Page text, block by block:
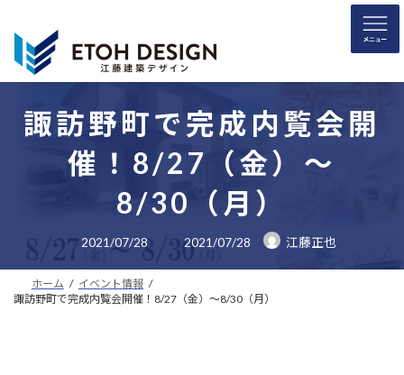
諏訪野町で完成内覧会開
催！8/27（金）～
8/30（月）
2021/07/28
最
終
更
新
時
2021/07/28 江藤正也
ホーム
イベント情報
諏訪野町で完成内覧会開催！8/27（金）～8/30（月）